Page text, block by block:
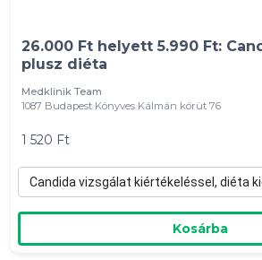
26.000 Ft helyett 5.990 Ft:
plusz diéta
Medklinik Team
1087 Budapest Könyves Kálmán körüt 76
1 520 Ft
Kosárba